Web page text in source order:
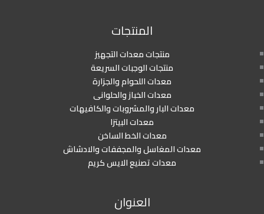
المنتجات
منتجات معدات التجهيز
منتجات الوجبات السريعة
معدات اللحوام والجزارة
معدات الخباز والحلوانى
معدات البار والمشروبات والكافيهات
معدات البيتزا
معدات الخط الساخن
معدات المغاسل والمجففات والادشاش
معدات تصنيع الايس كريم
العنوان